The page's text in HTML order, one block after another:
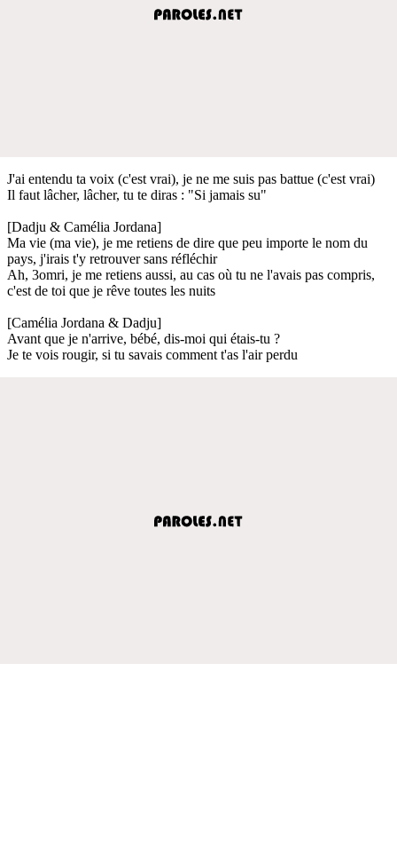
J'ai entendu ta voix (c'est vrai), je ne me suis pas battue (c'est vrai)
Il faut lâcher, lâcher, tu te diras : "Si jamais su"
[Dadju & Camélia Jordana]
Ma vie (ma vie), je me retiens de dire que peu importe le nom du
pays, j'irais t'y retrouver sans réfléchir
Ah, 3omri, je me retiens aussi, au cas où tu ne l'avais pas compris,
c'est de toi que je rêve toutes les nuits
[Camélia Jordana & Dadju]
Avant que je n'arrive, bébé, dis-moi qui étais-tu ?
Je te vois rougir, si tu savais comment t'as l'air perdu